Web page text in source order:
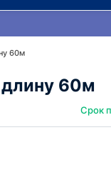
60м
длину 60м
Срок